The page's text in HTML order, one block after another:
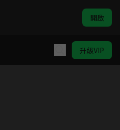
開啟
升級VIP